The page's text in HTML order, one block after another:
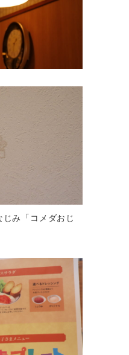
み「コメダおじ